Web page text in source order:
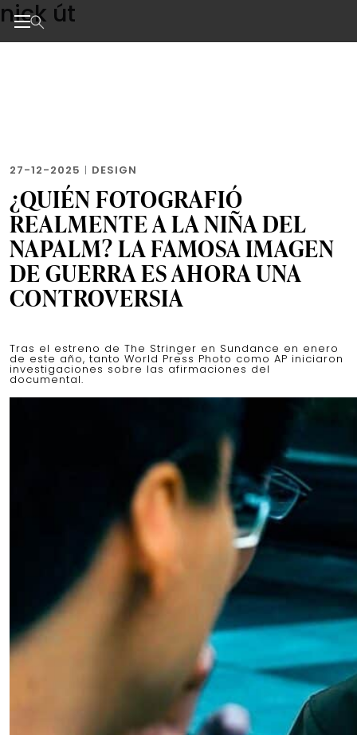
Skip
to
the
nick út
27-12-2025 | DESIGN
¿QUIÉN FOTOGRAFIÓ
REALMENTE A LA NIÑA DEL
NAPALM? LA FAMOSA IMAGEN
DE GUERRA ES AHORA UNA
CONTROVERSIA
Tras el estreno de The Stringer en Sundance en enero
de este año, tanto World Press Photo como AP iniciaron
investigaciones sobre las afirmaciones del
documental.